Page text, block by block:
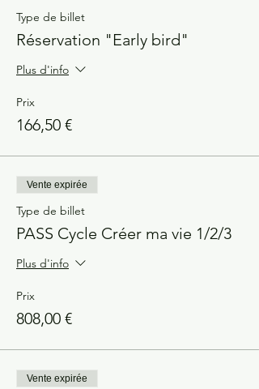
Type de billet
Réservation "Early bird"
Plus d'info
Prix
166,50 €
Vente expirée
Type de billet
PASS Cycle Créer ma vie 1/2/3
Plus d'info
Prix
808,00 €
Vente expirée